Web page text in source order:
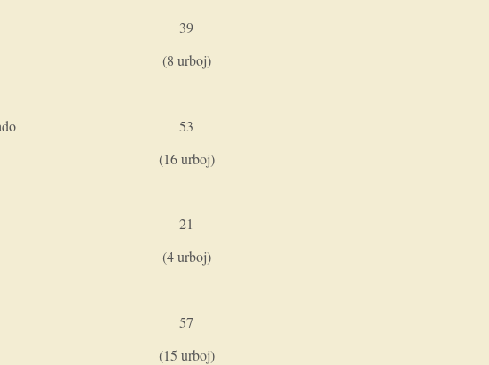
39
(8 urboj)
53
(16 urboj)
21
(4 urboj)
57
(15 urboj)